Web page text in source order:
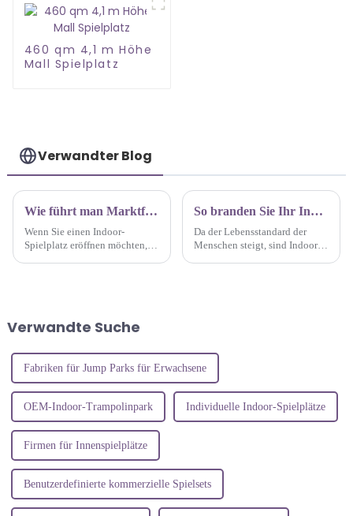
460 qm 4,1 m Höhe
Mall Spielplatz
Verwandter Blog
Wie führt man Marktforschung für das Indoor-Spielplatzgeschäft durch?
Wenn Sie einen Indoor-
Spielplatz eröffnen möchten,
Nachfrage nach Ihren
Region zu verstehen ...
So branden Sie Ihr Indoor-Spielplatz-Geschäft!
Da der Lebensstandard der
Menschen steigt, sind Indoor-
entscheidend ...
Verwandte Suche
Fabriken für Jump Parks für Erwachsene
OEM-Indoor-Trampolinpark Individuelle Indoor-Spielplätze
Firmen für Innenspielplätze
Benutzerdefinierte kommerzielle Spielsets